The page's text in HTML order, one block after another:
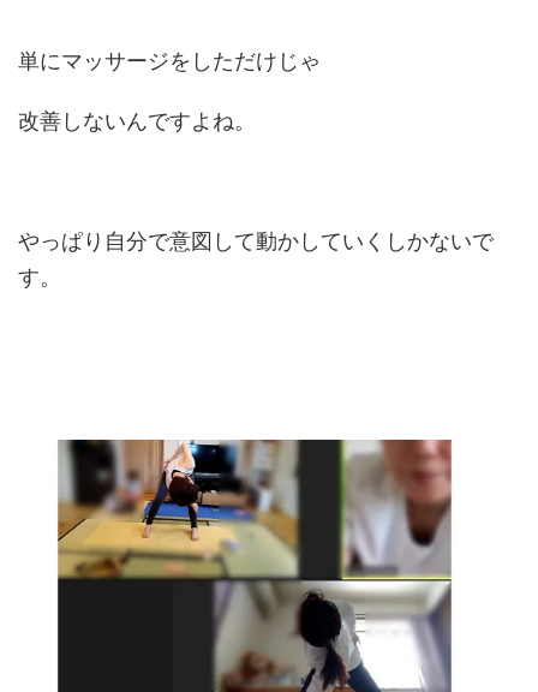
単にマッサージをしただけじゃ
改善しないんですよね。
やっぱり自分で意図して動かしていくしかないで
す。